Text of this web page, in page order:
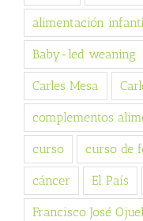
alimentación
Baby-led weaning
Carles Mesa
complementos
curso curso de
cáncer El País
Francisco José